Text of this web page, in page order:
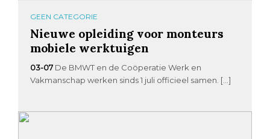
GEEN CATEGORIE
Nieuwe opleiding voor monteurs
mobiele werktuigen
03-07 De BMWT en de Coöperatie Werk en
Vakmanschap werken sinds 1 juli officieel samen. […]